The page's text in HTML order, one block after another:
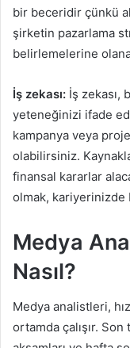
bir beceridir çünkü
şirketin pazarlama
belirlemelerine
İş zekası: İş zekası,
yeteneğinizi ifade
kampanya veya
olabilirsiniz.
finansal kararlar
olmak, kariyerinizde
Medya
Nasıl?
Medya analistleri,
ortamda çalışır.